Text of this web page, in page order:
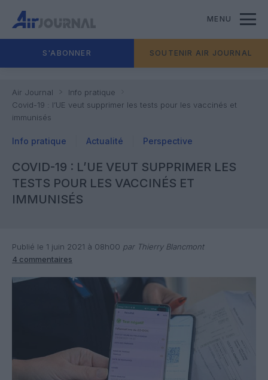
MENU
S'ABONNER SOUTENIR AIR JOURNAL
Air Journal
Info pratique
Covid-19 : l’UE veut supprimer les tests pour les vaccinés et
immunisés
Info pratique Actualité Perspective
COVID-19 : L’UE VEUT SUPPRIMER LES
TESTS POUR LES VACCINÉS ET
IMMUNISÉS
Publié le 1 juin 2021 à 08h00 par Thierry Blancmont
4 commentaires